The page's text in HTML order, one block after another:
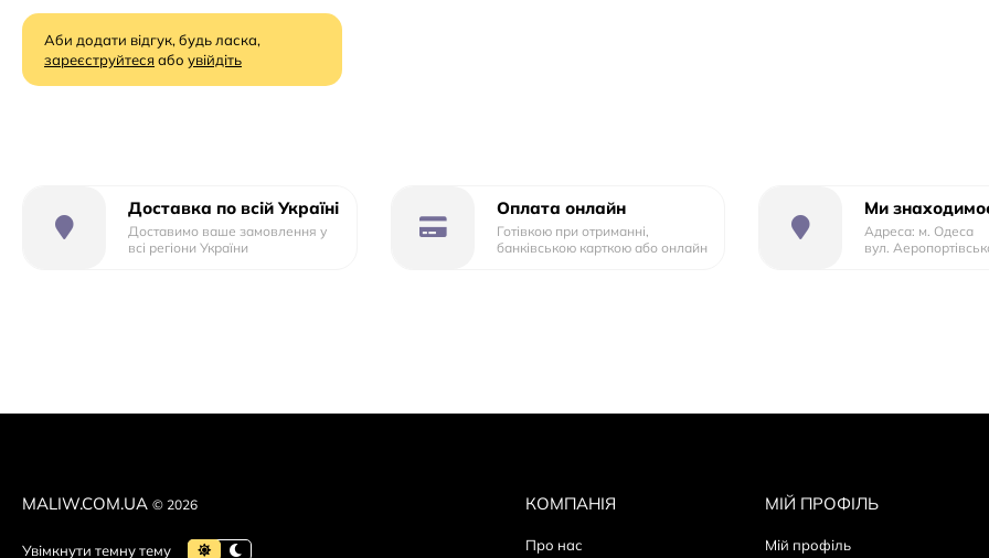
Размеры/габариты
- длина (см):11 см
- высота (см):30 см
Упаковка:Коробка
Аби додати відгук, будь ласка,
зареєструйтесяабо увійдіть
Доставка по всій Україні
Доставимо ваше замовлення у
всі регіони України
Оплата онлайн
Готівкою при отриманні,
банківською карткою або онлайн
Ми
Адреса: м. Одеса
вул.
MALIW.COM.UA © 2026 КОМПАНІЯ
Про нас
МІЙ ПРОФІЛЬ
Мій профіль